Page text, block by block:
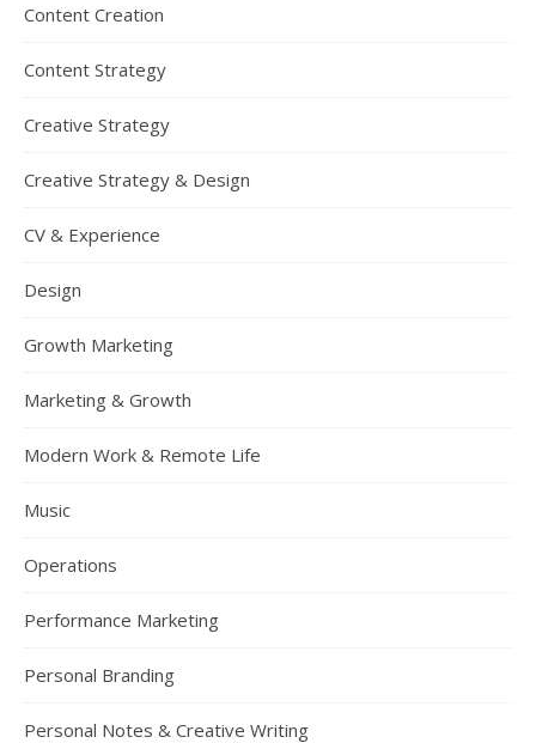
Content Creation
Content Strategy
Creative Strategy
Creative Strategy & Design
CV & Experience
Design
Growth Marketing
Marketing & Growth
Modern Work & Remote Life
Music
Operations
Performance Marketing
Personal Branding
Personal Notes & Creative Writing